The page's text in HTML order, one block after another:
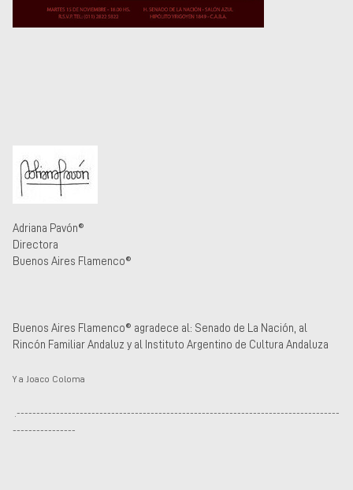
Adriana Pavón®
Directora
Buenos Aires Flamenco®
Buenos Aires Flamenco® agradece al: Senado de La Nación, al
Rincón Familiar Andaluz y al Instituto Argentino de Cultura Andaluza
Y a Joaco Coloma
----------------------------------------------------------------------------------
----------------